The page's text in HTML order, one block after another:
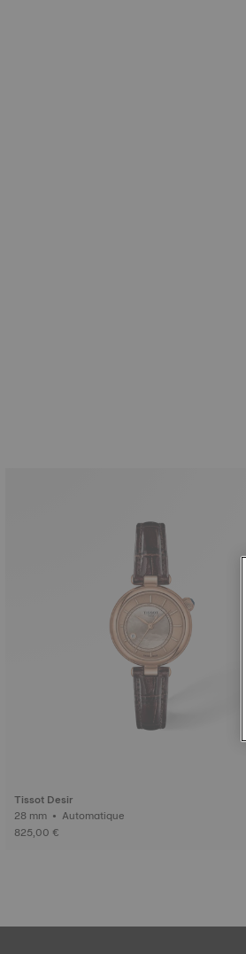
Tissot Desir
28 mm • Automatique
825,00 €